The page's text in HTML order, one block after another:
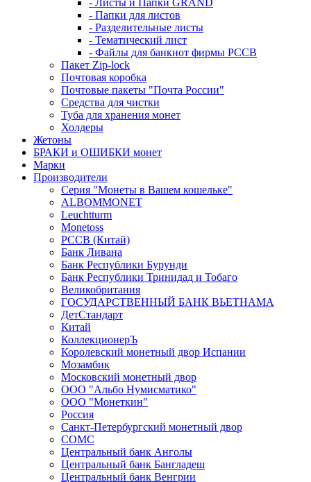
- Листы и Папки GRAND
- Папки для листов
- Разделительные листы
- Тематический лист
- Файлы для банкнот фирмы PCCB
Пакет Zip-lock
Почтовая коробка
Почтовые пакеты "Почта России"
Средства для чистки
Туба для хранения монет
Холдеры
Жетоны
БРАКИ и ОШИБКИ монет
Марки
Производители
Серия "Монеты в Вашем кошельке"
ALBOMMONET
Leuchtturm
Monetoss
PCCB (Китай)
Банк Ливана
Банк Республики Бурунди
Банк Республики Тринидад и Тобаго
Великобритания
ГОСУДАРСТВЕННЫЙ БАНК ВЬЕТНАМА
ДетСтандарт
Китай
КоллекционерЪ
Королевский монетный двор Испании
Мозамбик
Московский монетный двор
ООО "Альбо Нумисматико"
ООО "Монеткин"
Россия
Санкт-Петербургский монетный двор
СОМС
Центральный банк Анголы
Центральный банк Бангладеш
Центральный банк Венгрии